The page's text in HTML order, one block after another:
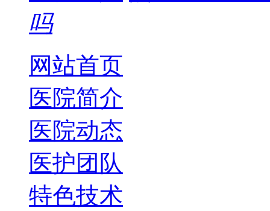
吗
网站首页
医院简介
医院动态
医护团队
特色技术